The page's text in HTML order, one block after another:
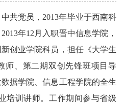
共党员，2013年毕业于西南科
年12月入职晋中信息学院，
创业学院科员，担任《大学生
师、第二期双创先锋班项目导
据学院、信息工程学院的全生
培训讲师。工作期间参与省级